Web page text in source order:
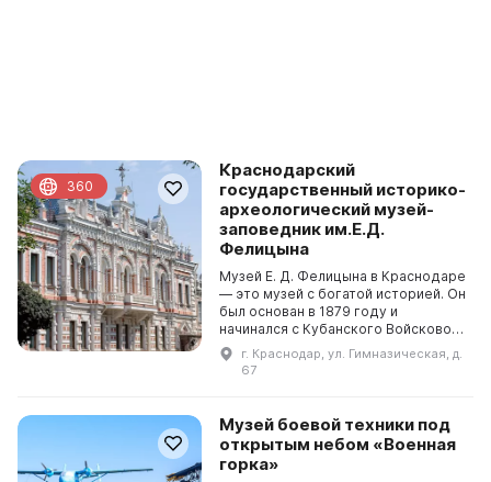
Краснодарский
государственный историко-
археологический музей-
заповедник им.Е.Д.
Фелицына
Музей Е. Д. Фелицына в Краснодаре
— это музей с богатой историей. Он
был основан в 1879 году и
начинался с Кубанского Войскового
этнографического и естественно-
исторического музея. В 1977 году
г. Краснодар, ул. Гимназическая, д.
67
360
Музей боевой техники под
открытым небом «Военная
горка»